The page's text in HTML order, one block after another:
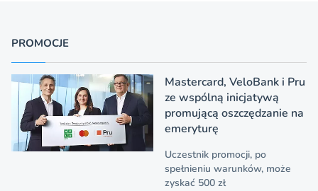
PROMOCJE
Mastercard, VeloBank i Pru
ze wspólną inicjatywą
promującą oszczędzanie na
emeryturę
Uczestnik promocji, po
spełnieniu warunków, może
zyskać 500 zł